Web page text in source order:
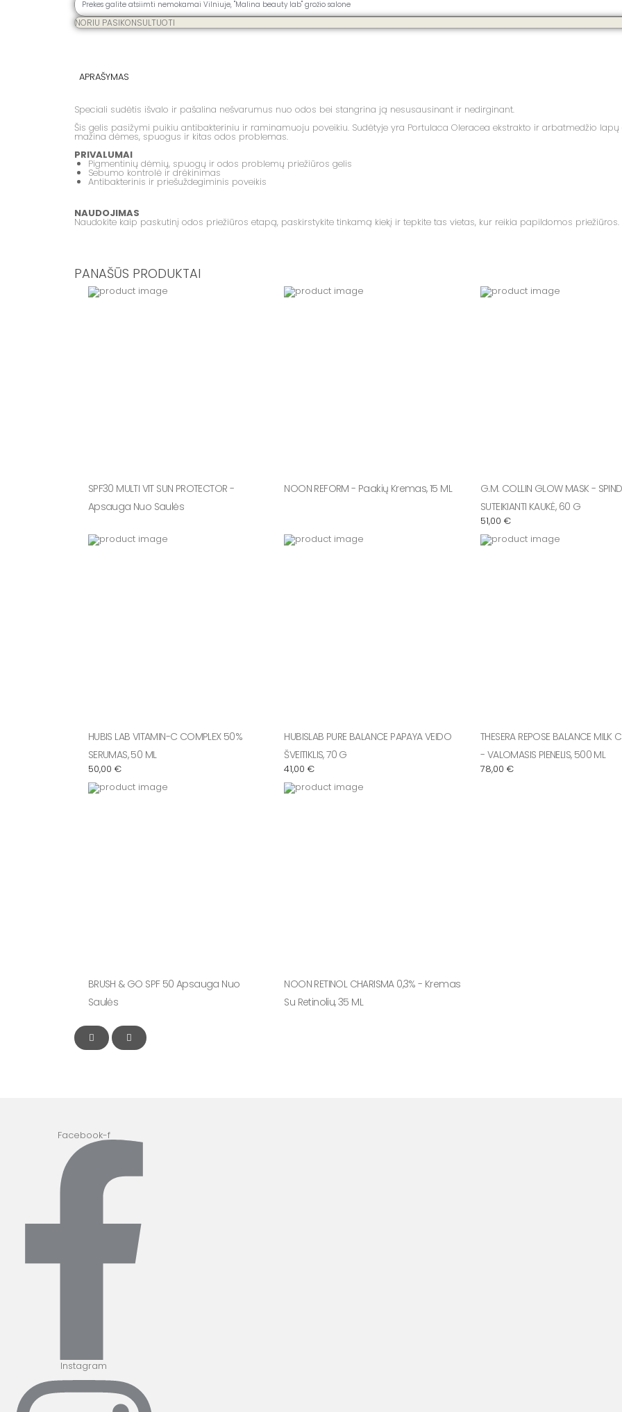
Prekes galite atsiimti nemokamai Vilniuje, ''Malina beauty lab" grožio salone
NORIU PASIKONSULTUOTI
APRAŠYMAS
Speciali sudėtis išvalo ir pašalina nešvarumus nuo odos bei stangrina ją nesusausinant ir nedirginant.
Šis gelis pasižymi puikiu antibakteriniu ir raminamuoju poveikiu. Sudėtyje yra Portulaca Oleracea ekstrakto ir arbatmedžio
mažina dėmes, spuogus ir kitas odos problemas.
PRIVALUMAI
Pigmentinių dėmių, spuogų ir odos problemų priežiūros gelis
Sebumo kontrolė ir drėkinimas
Antibakterinis ir priešuždegiminis poveikis
NAUDOJIMAS
Naudokite kaip paskutinį odos priežiūros etapą, paskirstykite tinkamą kiekį ir tepkite tas vietas, kur reikia papildomos priežiūros.
PANAŠŪS PRODUKTAI
SPF30 MULTI VIT SUN PROTECTOR -
Apsauga Nuo Saulės
NOON REFORM - Paakių Kremas, 15 ML
G.M. COLLIN GLOW MASK -
SUTEIKIANTI KAUKĖ, 60 G
51,00 €
HUBIS LAB VITAMIN-C COMPLEX 50%
SERUMAS, 50 ML
50,00 €
HUBISLAB PURE BALANCE PAPAYA VEIDO
ŠVEITIKLIS, 70 G
41,00€
THESERA REPOSE BALANCE MILK
- VALOMASIS PIENELIS, 500 ML
78,00 €
BRUSH & GO SPF 50 Apsauga Nuo
Saulės
NOON RETINOL CHARISMA 0,3% - Kremas
Su Retinoliu, 35 ML
Facebook-f
Instagram